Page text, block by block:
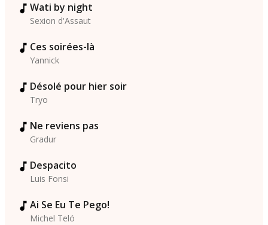
Wati by night
Sexion d'Assaut
Ces soirées-là
Yannick
Désolé pour hier soir
Tryo
Ne reviens pas
Gradur
Despacito
Luis Fonsi
Ai Se Eu Te Pego!
Michel Teló